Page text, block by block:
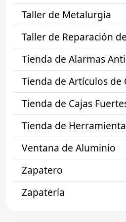
Taller de Metalurgia
Taller de Reparación
Tienda de Alarmas
Tienda de Artículos de
Tienda de Cajas
Tienda de
Ventana de Aluminio
Zapatero
Zapatería